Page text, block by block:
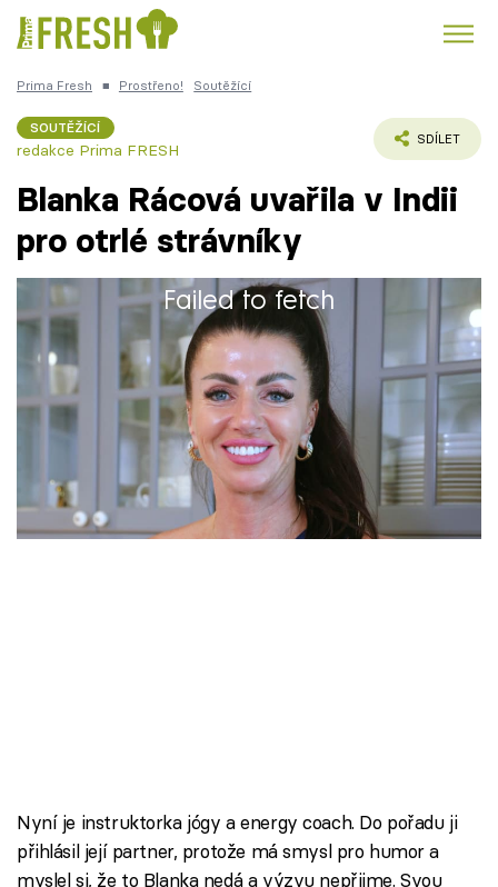
Česká kuchyně Čokoláda
Témata
Recepty
Články
Škola vaření
Prima Fresh ■ Prostřeno! Soutěžící
SOUTĚŽÍCÍ
redakce Prima FRESH
SDÍLET
Blanka Rácová uvařila v Indii
pro otrlé strávníky
Failed to fetch
Blanka studovala na College university
Canada, SZŠ a Yoga School in Rishikesh.
Dělala distrikt marketing, realitní makléřku a
manažerku soukromé kliniky.
Nyní je instruktorka jógy a energy coach. Do pořadu ji
přihlásil její partner, protože má smysl pro humor a
myslel si, že to Blanka nedá a výzvu nepřijme. Svou